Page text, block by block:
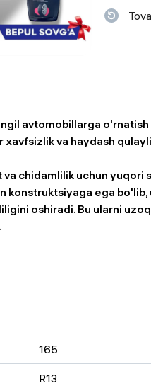
Virtual haqiqat ko'zoynaklari
Aqlli ko‘zoynaklar
avtomobillarga
va haydash
chidamlilik uchun yuqori
konstruktsiyaga ega bo'lib,
oshiradi. Bu ularni
165
R13